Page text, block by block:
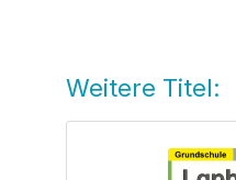
Produktgalerie
Weitere Titel: